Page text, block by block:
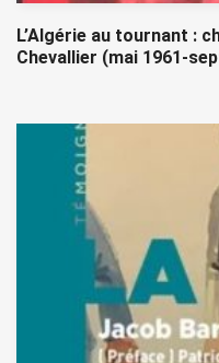
L’Algérie au tournant :
Chevallier (mai 1961-